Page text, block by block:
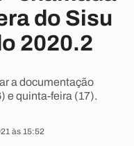
do Sisu
2020.2
a documentação
e quinta-feira (17).
às 15:52